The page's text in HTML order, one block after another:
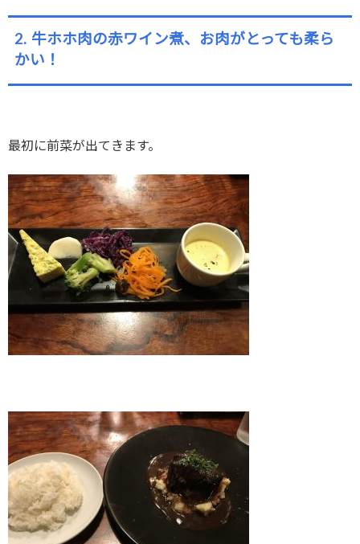
2. 牛ホホ肉の赤ワイン煮、お肉がとっても柔ら
かい！
最初に前菜が出てきます。